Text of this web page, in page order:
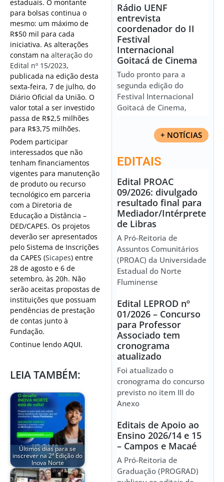
estaduais. O montante
para bolsas continua o
mesmo: um máximo de
R$50 mil para cada
iniciativa. As alterações
constam na alteração do
Edital nº 15/2023,
publicada na edição desta
sexta-feira, 7 de julho, do
Diário Oficial da União. O
valor total a ser investido
passa de R$2,5 milhões
para R$3,75 milhões.
Podem participar
interessados que não
tenham financiamentos
vigentes para manutenção
de produto ou recurso
tecnológico em parceria
com a Diretoria de
Educação a Distância –
DED/CAPES. Os projetos
deverão ser apresentados
pelo Sistema de Inscrições
da CAPES (Sicapes) entre
28 de agosto e 6 de
setembro, às 20h. Não
serão aceitas propostas de
instituições que possuam
pendências de prestação
de contas junto à
Fundação.
Continue lendo AQUI.
LEIA TAMBÉM:
Últimos dias para se
inscrever na 2ª Edição do
Inova Norte
Rádio UENF
entrevista
coordenador do II
Festival
Internacional
Goitacá de Cinema
Tudo pronto para a
segunda edição do
Festival Internacional
Goitacá de Cinema,
+ NOTÍCIAS
EDITAIS
Edital PROAC
09/2026: divulgado
resultado final para
Mediador/Intérprete
de Libras
A Pró-Reitoria de
Assuntos Comunitários
(PROAC) da Universidade
Estadual do Norte
Fluminense
Edital LEPROD nº
01/2026 – Concurso
para Professor
Associado tem
cronograma
atualizado
Foi atualizado o
cronograma do concurso
previsto no item III do
Anexo
Editais de Apoio ao
Ensino 2026/14 e 15
– Campos e Macaé
A Pró-Reitoria de
Graduação (PROGRAD)